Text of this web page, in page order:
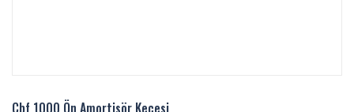
Cbf 1000 Ön Amortisör Keçesi